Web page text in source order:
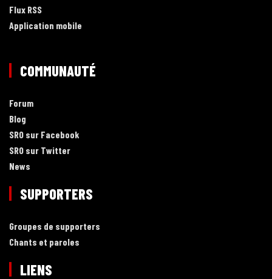
Flux RSS
Application mobile
COMMUNAUTÉ
Forum
Blog
SRO sur Facebook
SRO sur Twitter
News
SUPPORTERS
Groupes de supporters
Chants et paroles
LIENS